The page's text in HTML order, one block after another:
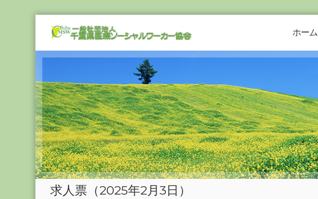
一
般
社
人
千
葉
県
医
療
ソ
ー
シ
ャ
ホーム
求人票（2025年2月3日）